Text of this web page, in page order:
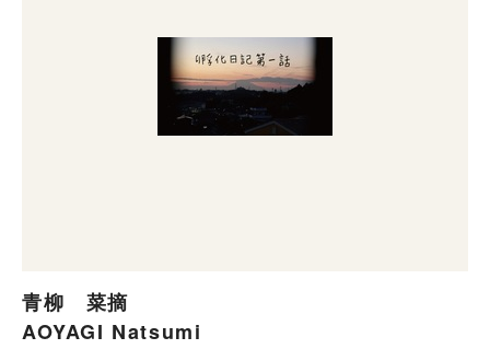
青柳 菜摘
AOYAGI Natsumi